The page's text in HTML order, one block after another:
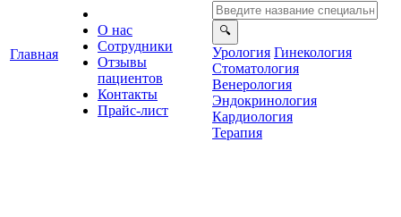
Главная
О нас
Сотрудники
Отзывы
ациенто
Контакты
Прайс-лист
Урология Гинекология
Стоматология
енерология
Эндокринология
Кардиология
Терапия